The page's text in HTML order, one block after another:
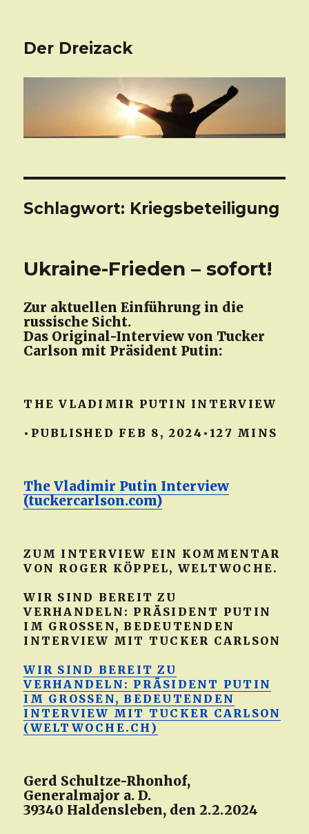
Der Dreizack
Schlagwort: Kriegsbeteiligung
Ukraine-Frieden – sofort!
Zur aktuellen Einführung in die
russische Sicht.
Das Original-Interview von Tucker
Carlson mit Präsident Putin:
THE VLADIMIR PUTIN INTERVIEW
•PUBLISHED FEB 8, 2024•127 MINS
The Vladimir Putin Interview
(tuckercarlson.com)
ZUM INTERVIEW EIN KOMMENTAR
VON ROGER KÖPPEL, WELTWOCHE.
WIR SIND BEREIT ZU
VERHANDELN: PRÄSIDENT PUTIN
IM GROSSEN, BEDEUTENDEN
INTERVIEW MIT TUCKER CARLSON
WIR SIND BEREIT ZU
VERHANDELN: PRÄSIDENT PUTIN
IM GROSSEN, BEDEUTENDEN
INTERVIEW MIT TUCKER CARLSON
(WELTWOCHE.CH)
Gerd Schultze-Rhonhof,
Generalmajor a. D.
39340 Haldensleben, den 2.2.2024